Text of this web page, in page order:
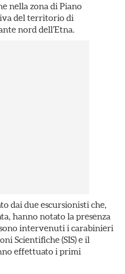
nella zona di Piano
del territorio di
nord dell’Etna.
dai due escursionisti che,
hanno notato la presenza
intervenuti i carabinieri
Scientifiche (SIS) e il
effettuato i primi